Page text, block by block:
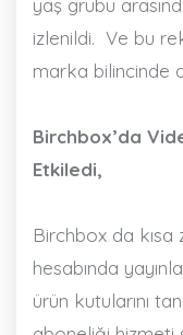
yaş grubu
izlenildi. Ve bu
marka bilincinde
Birchbox’da
Etkiledi,
Birchbox da
hesabında
ürün kutularını